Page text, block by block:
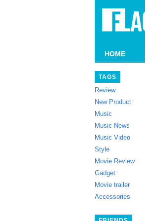
HOME
TAGS
Review
New Product
Music
Music News
Music Video
Style
Movie Review
Gadget
Movie trailer
Accessories